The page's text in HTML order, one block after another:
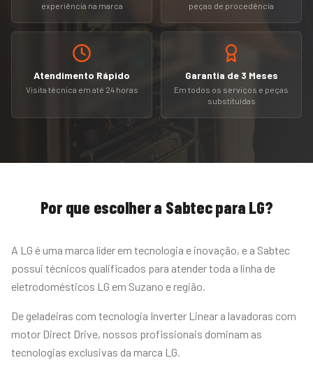
experiência na marca
peças de procedência
Atendimento Rápido
Visita técnica em até 24 horas
Garantia de 3 Meses
Em todos os serviços e peças
substituídas
Por que escolher a Sabtec para LG?
A LG é uma marca líder em tecnologia e inovação, e a Sabtec
possui técnicos qualificados para atender toda a linha de
eletrodomésticos LG em Suzano e região.
De geladeiras com tecnologia Inverter Linear a lavadoras com
motor Direct Drive, nossos profissionais dominam as
tecnologias exclusivas da marca LG.